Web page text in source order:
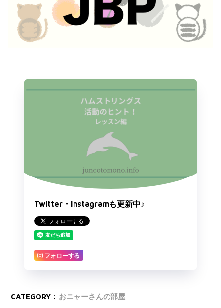
Twitter・Instagramも更新中♪
フォローする
CATEGORY : おニャーさんの部屋